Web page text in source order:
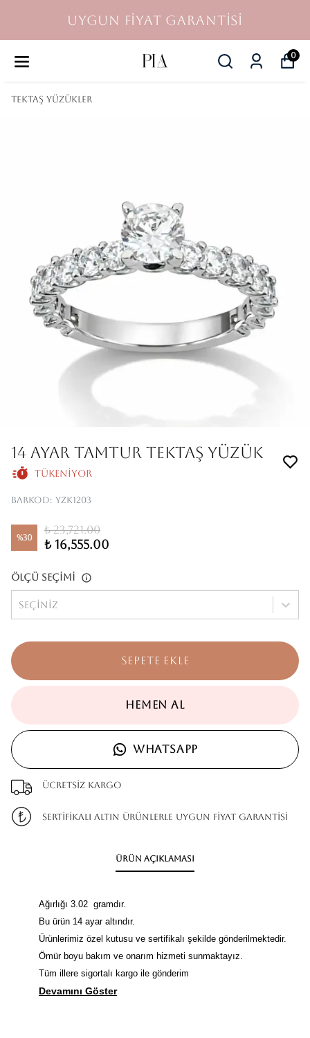
UYGUN FİYAT GARANTİSİ
0
Tektaş Yüzükler
14 AYAR TAMTUR TEKTAŞ YÜZÜK
Tükeniyor
Barkod: YZK1203
%30
₺ 23,721.00
₺ 16,555.00
Ölçü Seçimi
Seçiniz
SEPETE EKLE
HEMEN AL
WHATSAPP
Ücretsiz kargo
SERTİFİKALI ALTIN ÜRÜNLERLE UYGUN FİYAT GARANTİSİ
Ürün Açıklaması
Ağırlığı 3.02 gramdır.
Bu ürün 14 ayar altındır.
Ürünlerimiz özel kutusu ve sertifikalı şekilde gönderilmektedir.
Ömür boyu bakım ve onarım hizmeti sunmaktayız.
Tüm illere sigortalı kargo ile gönderim
Devamını Göster